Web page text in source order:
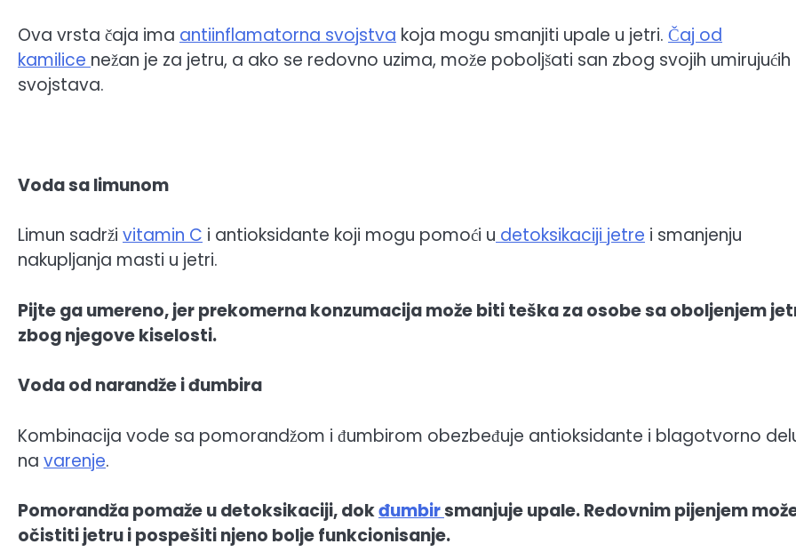
Ova vrsta čaja ima antiinflamatorna svojstva koja mogu smanjiti upale u jetri. Čaj od
kamilice nežan je za jetru, a ako se redovno uzima, može poboljšati san zbog svojih umirujućih
svojstava.
Voda sa limunom
Limun sadrži vitamin C i antioksidante koji mogu pomoći u detoksikaciji jetre i smanjenju
nakupljanja masti u jetri.
Pijte ga umereno, jer prekomerna konzumacija može biti teška za osobe sa oboljenjem
zbog njegove kiselosti.
Voda od narandže i đumbira
Kombinacija vode sa pomorandžom i đumbirom obezbeđuje antioksidante i blagotvorno
na varenje.
Pomorandža pomaže u detoksikaciji, dokđumbirsmanjuje upale. Redovnim pijenjem
očistiti jetru i pospešiti njeno bolje funkcionisanje.